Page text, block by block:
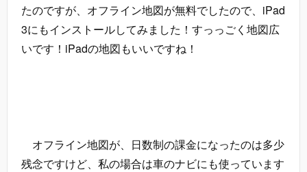
たのですが、オフライン地図が無料でしたので、iPad
3にもインストールしてみました！すっっごく地図広
いです！iPadの地図もいいですね！
オフライン地図が、日数制の課金になったのは多少
残念ですけど、私の場合は車のナビにも使っています